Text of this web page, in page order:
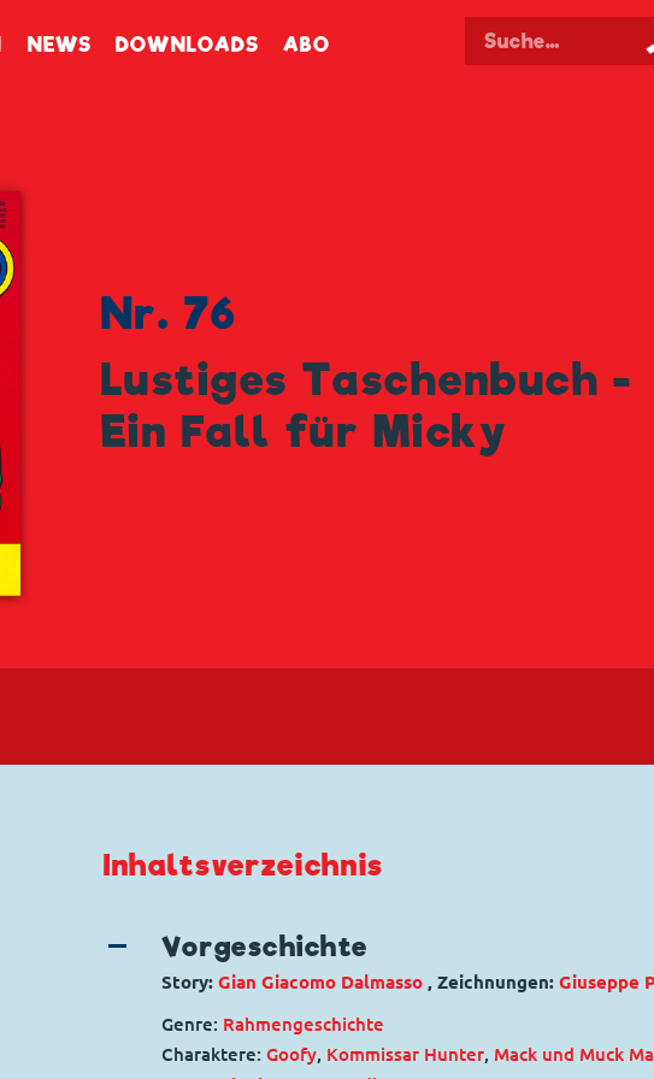
NEWS DOWNLOADS ABO
Nr. 76
Lustiges Taschenbuch -
Ein Fall für Micky
Inhaltsverzeichnis
Vorgeschichte
Story: Gian Giacomo Dalmasso, Zeichnungen: Giuseppe
Genre: Rahmengeschichte
Charaktere: Goofy, Kommissar Hunter, Mack und Muck